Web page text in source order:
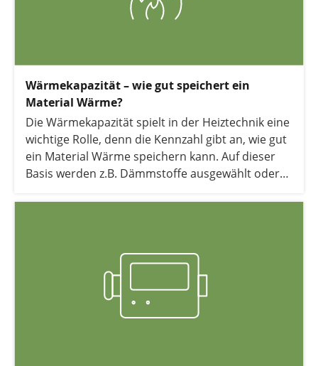
Wärmekapazität – wie gut speichert ein
Material Wärme?
Die Wärmekapazität spielt in der Heiztechnik eine
wichtige Rolle, denn die Kennzahl gibt an, wie gut
ein Material Wärme speichern kann. Auf dieser
Basis werden z.B. Dämmstoffe ausgewählt oder